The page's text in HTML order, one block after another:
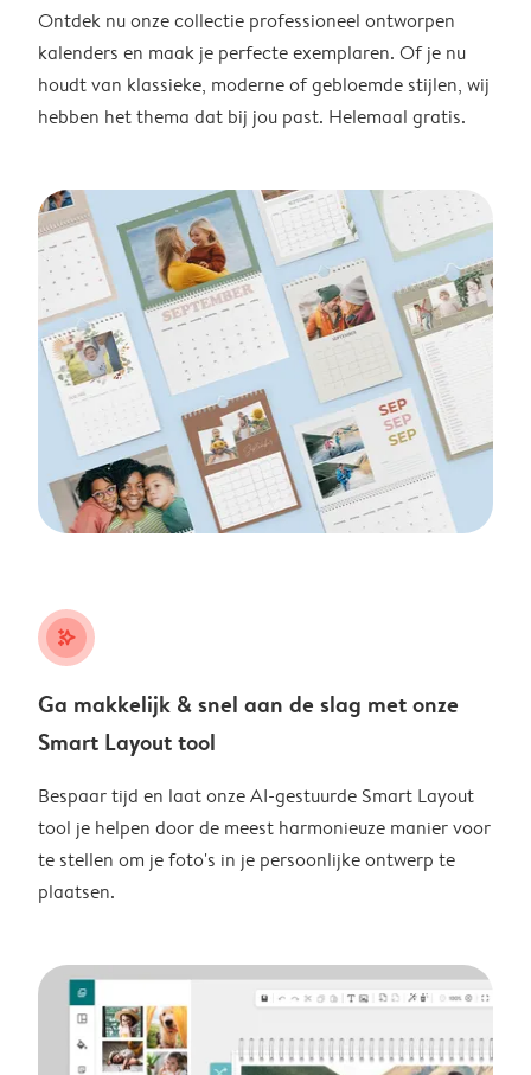
Ontdek nu onze collectie professioneel ontworpen
kalenders en maak je perfecte exemplaren. Of je nu
houdt van klassieke, moderne of gebloemde stijlen, wij
hebben het thema dat bij jou past. Helemaal gratis.
stars_plus
Ga makkelijk & snel aan de slag met onze
Smart Layout tool
Bespaar tijd en laat onze AI-gestuurde Smart Layout
tool je helpen door de meest harmonieuze manier voor
te stellen om je foto's in je persoonlijke ontwerp te
plaatsen.